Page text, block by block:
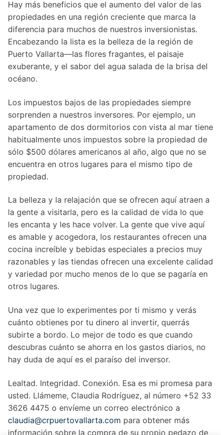
Hay más beneficios que el aumento del valor de las
propiedades en una región creciente que marca la
diferencia para muchos de nuestros inversionistas.
Encabezando la lista es la belleza de la región de
Puerto Vallarta—las flores fragantes, el paisaje
exuberante, y el sabor del agua salada de la brisa del
océano.
Los impuestos bajos de las propiedades siempre
sorprenden a nuestros inversores. Por ejemplo, un
apartamento de dos dormitorios con vista al mar tiene
habitualmente unos impuestos sobre la propiedad de
sólo $500 dólares americanos al año, algo que no se
encuentra en otros lugares para el mismo tipo de
propiedad.
La belleza y la relajación que se ofrecen aquí atraen a
la gente a visitarla, pero es la calidad de vida lo que
les encanta y les hace volver. La gente que vive aquí
es amable y acogedora, los restaurantes ofrecen una
cocina increíble y bebidas especiales a precios muy
razonables y las tiendas ofrecen una excelente calidad
y variedad por mucho menos de lo que se pagaría en
otros lugares.
Una vez que lo experimentes por ti mismo y verás
cuánto obtienes por tu dinero al invertir, querrás
subirte a bordo. Lo mejor de todo es que cuando
descubras cuánto se ahorra en los gastos diarios, no
hay duda de aquí es el paraíso del inversor.
Lealtad. Integridad. Conexión. Esa es mi promesa para
usted. Llámeme, Claudia Rodríguez, al número +52 33
3626 4475 o envíeme un correo electrónico a
claudia@crpuertovallarta.com para obtener más
información sobre la compra de su propio pedazo de